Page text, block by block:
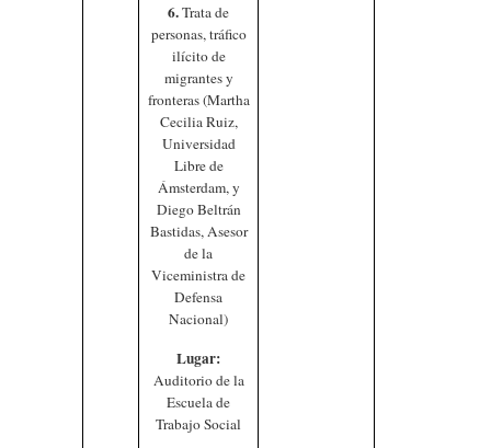
6.Trata de
personas, tráfico
ilícito de
migrantes y
fronteras (Martha
Cecilia Ruiz,
Universidad
Libre de
Ámsterdam, y
Diego Beltrán
Bastidas, Asesor
de la
Viceministra de
Defensa
Nacional)
Lugar:
Auditorio de la
Escuela de
Trabajo Social